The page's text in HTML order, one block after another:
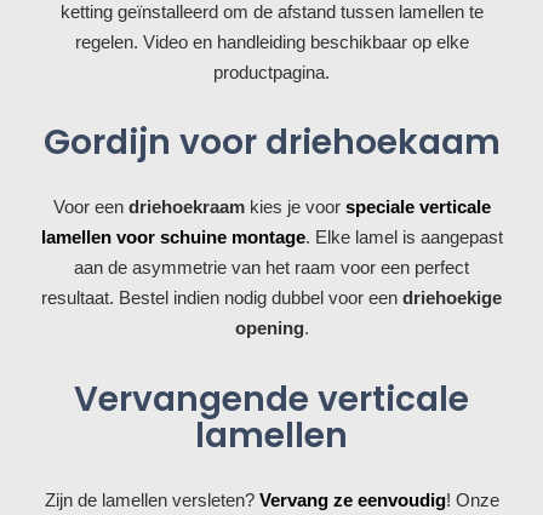
ketting geïnstalleerd om de afstand tussen lamellen te
regelen. Video en handleiding beschikbaar op elke
productpagina.
Gordijn voor driehoekaam
Voor een driehoekraamkies je voor speciale verticale
lamellen voor schuine montage. Elke lamel is aangepast
aan de asymmetrie van het raam voor een perfect
resultaat. Bestel indien nodig dubbel voor een driehoekige
opening.
Vervangende verticale
lamellen
Zijn de lamellen versleten? Vervang ze eenvoudig! Onze